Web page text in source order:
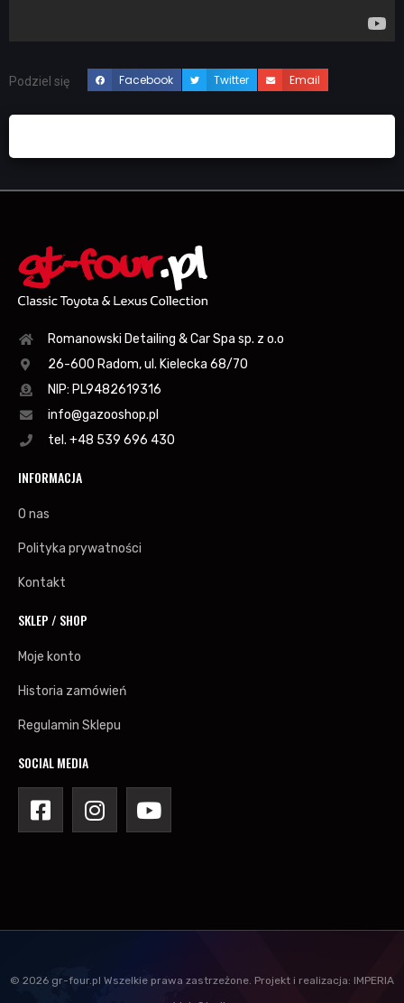
Podziel się Facebook Twitter Email
Romanowski Detailing & Car Spa sp. z o.o
26-600 Radom, ul. Kielecka 68/70
NIP: PL9482619316
info@gazooshop.pl
tel. +48 539 696 430
INFORMACJA
O nas
Polityka prywatności
Kontakt
SKLEP / SHOP
Moje konto
Historia zamówień
Regulamin Sklepu
SOCIAL MEDIA
© 2026 gr-four.pl Wszelkie prawa zastrzeżone. Projekt i realizacja: IMPERIA